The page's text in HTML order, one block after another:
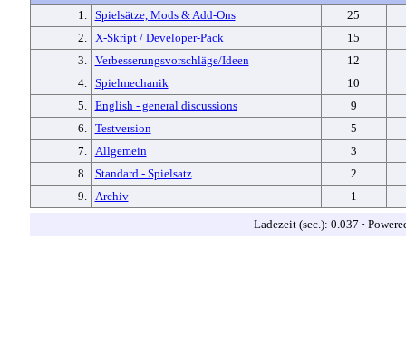
1.
Spielsätze, Mods & Add-Ons
25
2.
X-Skript / Developer-Pack
15
3.
Verbesserungsvorschläge/Ideen
12
4.
Spielmechanik
10
5.
English - general discussions
9
6.
Testversion
5
7.
Allgemein
3
8.
Standard - Spielsatz
2
9.
Archiv 1
Ladezeit (sec.): 0.037 ·